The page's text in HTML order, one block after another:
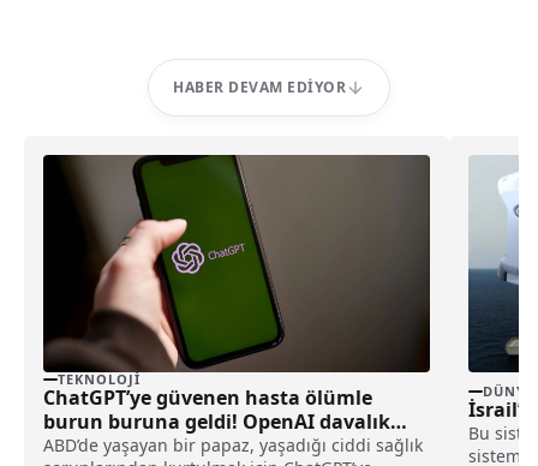
HABER DEVAM EDIYOR
TEKNOLOJI
ChatGPT’ye güvenen hasta ölümle
burun buruna geldi! OpenAI davalık
oldu
ABD’de yaşayan bir papaz, yaşadığı ciddi sağlık
DÜNYA
Bu